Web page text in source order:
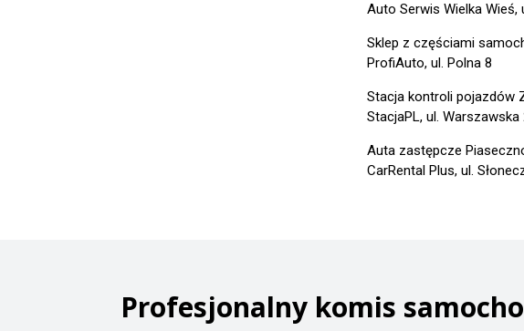
Auto Serwis Wielka Wieś,
Sklep z częściami
ProfiAuto, ul. Polna 8
Stacja kontroli pojazdów
StacjaPL, ul. Warszawska
Auta zastępcze
CarRental Plus, ul.
Profesjonalny komis